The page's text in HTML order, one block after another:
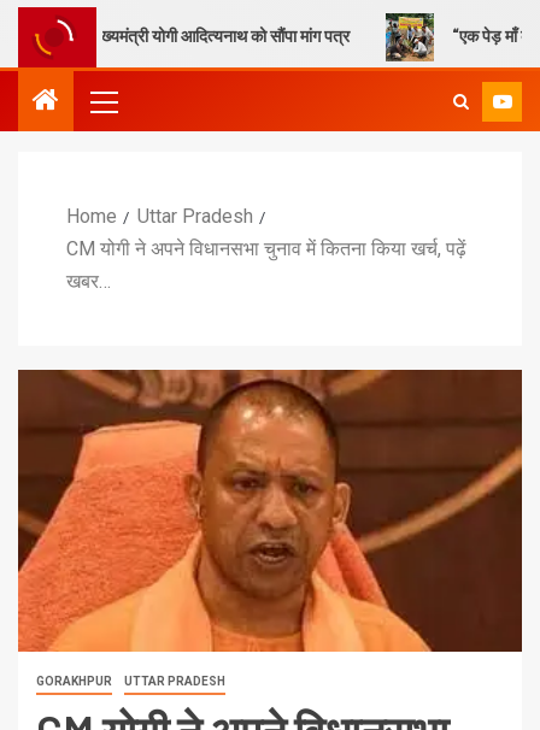
योगी आदित्यनाथ को सौंपा मांग पत्र “एक पेड़ माँ के नाम” –
Home
Uttar Pradesh
CM योगी ने अपने विधानसभा चुनाव में कितना किया खर्च, पढ़ें
खबर…
GORAKHPUR UTTAR PRADESH